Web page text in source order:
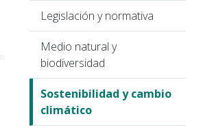
Legislación y normativa
Medio natural y
biodiversidad
Sostenibilidad y cambio
climático